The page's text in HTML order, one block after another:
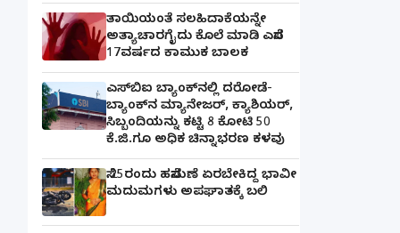
ತಾಯಿಯಂತೆ ಸಲಹಿದಾಕೆಯನ್ನೇ
ಅತ್ಯಾಚಾರಗೈದು ಕೊಲೆ ಮಾಡಿ ಎಸೆದ
17ವರ್ಷದ ಕಾಮುಕ ಬಾಲಕ
ಎಸ್‌ಬಿಐ ಬ್ಯಾಂಕ್‌ನಲ್ಲಿ‌ ದರೋಡೆ-
ಬ್ಯಾಂಕ್​ನ ಮ್ಯಾನೇಜರ್‌, ಕ್ಯಾಶಿಯರ್‌,
ಸಿಬ್ಬಂದಿಯನ್ನು ಕಟ್ಟಿ 8 ಕೋಟಿ 50
ಕೆ.ಜಿ.ಗೂ ಅಧಿಕ ಚಿನ್ನಾಭರಣ ಕಳವು
ಸೆ.25ರಂದು ಹಸೆಮಣೆ ಏರಬೇಕಿದ್ದ ಭಾವೀ
ಮದುಮಗಳು ಅಪಘಾತಕ್ಕೆ ಬಲಿ